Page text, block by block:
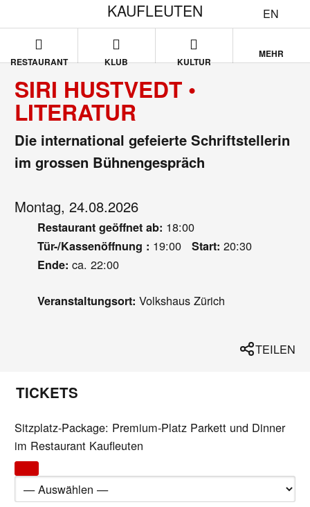
EN
KAUFLEUTEN
RESTAURANT KLUB KULTUR
MEHR
SIRI HUSTVEDT •
LITERATUR
Die international gefeierte Schriftstellerin
im grossen Bühnengespräch
Montag, 24.08.2026
Restaurant geöffnet ab: 18:00
Tür-/Kassenöffnung : 19:00 Start: 20:30
Ende: ca. 22:00
Veranstaltungsort: Volkshaus Zürich
TEILEN
TICKETS
Sitzplatz-Package: Premium-Platz Parkett und Dinner
im Restaurant Kaufleuten